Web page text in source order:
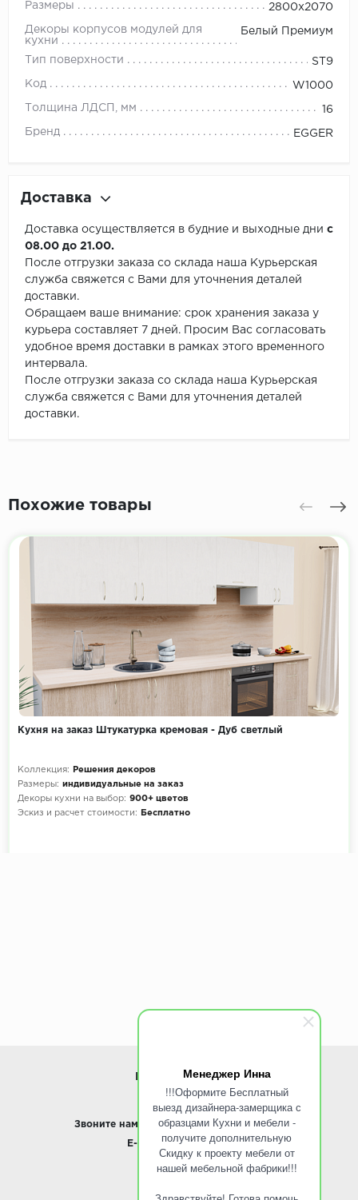
Менеджер Инна
!!!Оформите Бесплатный
выезд дизайнера-замерщика с
образцами Кухни и мебели -
получите дополнительную
Скидку к проекту мебели от
нашей мебельной фабрики!!!
Размеры 2800x2070
Декоры корпусов модулей для
кухни
Белый Премиум
Тип поверхности ST9
Код W1000
Толщина ЛДСП, мм 16
Бренд EGGER
Доставка
Доставка осуществляется в будние и выходные дни с
08.00 до 21.00.
После отгрузки заказа со склада наша Курьерская
служба свяжется с Вами для уточнения деталей
доставки.
Обращаем ваше внимание: срок хранения заказа у
курьера составляет 7 дней. Просим Вас согласовать
удобное время доставки в рамках этого временного
интервала.
После отгрузки заказа со склада наша Курьерская
служба свяжется с Вами для уточнения деталей
доставки.
Похожие товары
Кухня на заказ Штукатурка кремовая - Дуб светлый
Коллекция:
Решения декоров
Размеры: индивидуальные на заказ
Декоры кухни на выбор: 900+ цветов
Эскиз и расчет стоимости:
Бесплатно
ИНФОРМАЦИЯ
www.ROINST.ru
Звоните нам: 8 495 797-10-50 / Whatsapp
E-mail: info@roinst.ru
О КОМПАНИИ